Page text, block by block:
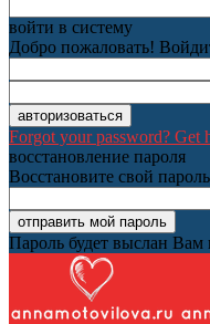
войти в систему
Добро пожаловать!
Forgot your password? Get
восстановление пароля
Восстановите свой пароль
Пароль будет выслан Вам